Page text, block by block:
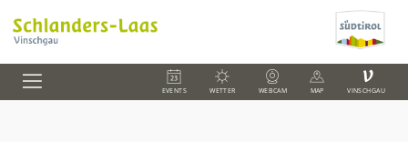
EVENTS WETTER WEBCAM MAP
V
VINSCHGAU